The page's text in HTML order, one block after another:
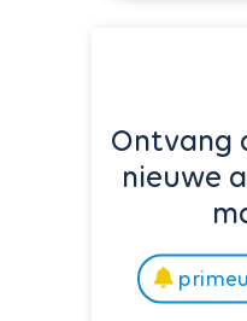
Ontvang
nieuwe